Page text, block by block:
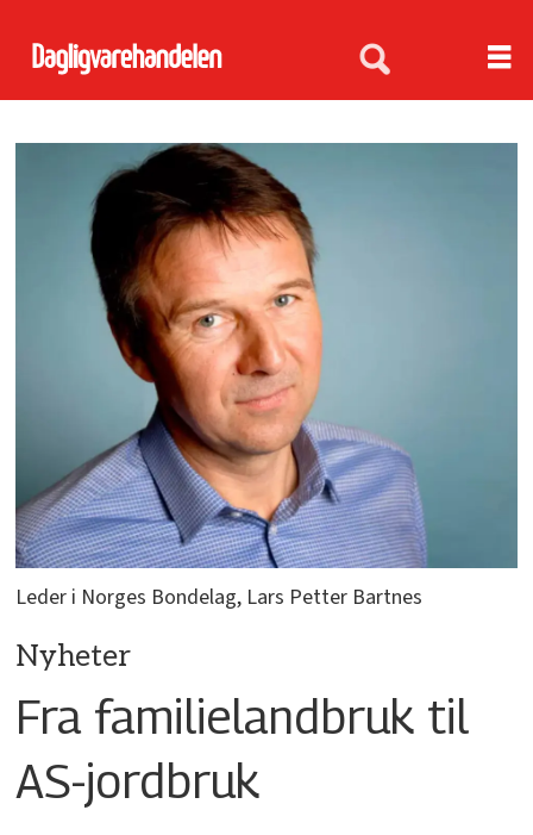
Leder i Norges Bondelag, Lars Petter Bartnes
Nyheter
Fra familielandbruk til
AS-jordbruk